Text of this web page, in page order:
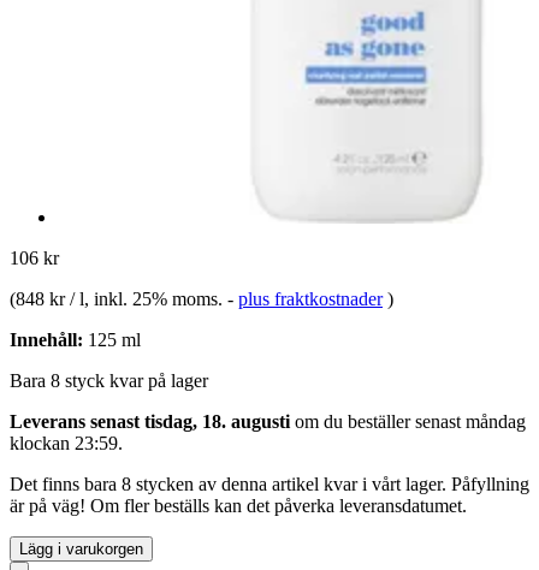
106 kr
(848 kr / l, inkl. 25% moms. - plus fraktkostnader )
Innehåll: 125 ml
Bara 8 styck kvar på lager
Leverans senast tisdag, 18. augusti om du beställer senast måndag
klockan 23:59.
Det finns bara 8 stycken av denna artikel kvar i vårt lager. Påfyllning
är på väg! Om fler beställs kan det påverka leveransdatumet.
Lägg i varukorgen